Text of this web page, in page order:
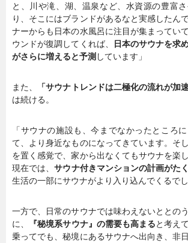
連載一覧
と、川や滝、湖、温泉など、水資源の豊富
り、そこにはブランドがあるなと実感したん
ナーからも日本の水風呂に注目が集まってい
ウンドが復調してくれば、
日本のサウナを求
がさらに増えると予測 しています」
また、 「サウナトレンドは二極化の流れが加
は続ける。
「サウナの施設も、今までなかったところ
て、より身近なものになってきています。そ
を置く感覚で、家から出なくてもサウナを楽
現在では、サウナ付きマンションの計画がた
生活の一部にサウナがより入り込んでくるでし
一方で、日常のサウナでは味わえないととの
に、
『秘境系サウナ』の需要も高まると考え
乗ってでも、秘境にあるサウナへ出向き、非